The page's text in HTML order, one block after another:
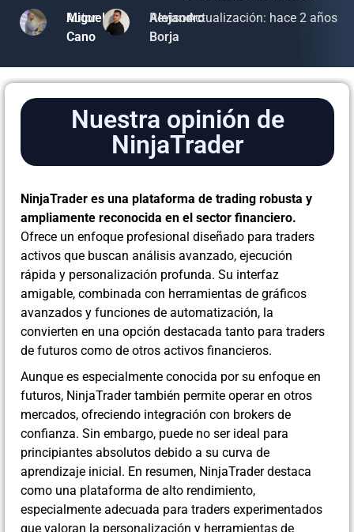
Autor
Miguel
Cano
Revisor
Alejandro
Borja
Actualización: hace 2 años
Nuestra opinión de
NinjaTrader
NinjaTrader es una plataforma de trading robusta y
ampliamente reconocida en el sector financiero.
Ofrece un enfoque profesional diseñado para traders
activos que buscan análisis avanzado, ejecución
rápida y personalización profunda. Su interfaz
amigable, combinada con herramientas de gráficos
avanzados y funciones de automatización, la
convierten en una opción destacada tanto para traders
de futuros como de otros activos financieros.
Aunque es especialmente conocida por su enfoque en
futuros, NinjaTrader también permite operar en otros
mercados, ofreciendo integración con brokers de
confianza. Sin embargo, puede no ser ideal para
principiantes absolutos debido a su curva de
aprendizaje inicial. En resumen, NinjaTrader destaca
como una plataforma de alto rendimiento,
especialmente adecuada para traders experimentados
que valoran la personalización y herramientas de